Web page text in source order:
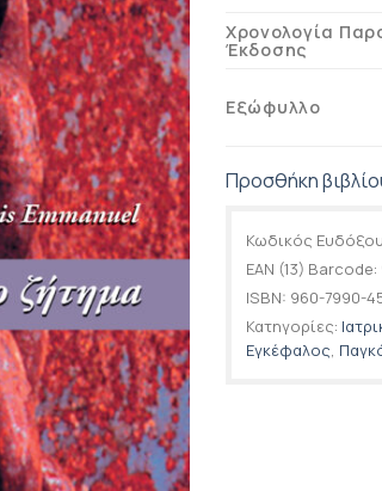
Χρονολογία
Έκδοσης
Εξώφυλλο
Προσθήκη
Κωδικός
EAN (13) Barcode:
ISBN: 960-7990-
Κατηγορίες:
Εγκέφαλος